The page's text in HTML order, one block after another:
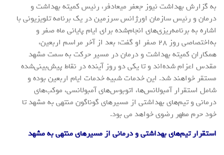
به گزارش بهداشت نیوز جعفر میعادفر، رئیس کمیته بهداشت و
درمان و رئیس سازمان اورژانس سرزمین در یک برنامه تلویزیونی با
اشاره به برنامه‌ریزی‌های انجام‌شده برای ایام پایانی ماه صفر و
به‌اختصاصی روز ۲۸ صفر او گفت: بعد از آخر مراسم اربعین،
همکاران کمیته بهداشت و درمان در مسیر حرکت به سمت مشهد
مقدس اعزام شده‌اند و تا یکی دو روز آینده در نقاط پیش‌بینی‌شده
مستقر خواهند شد. این خدمات شبیه خدمات ایام اربعین بوده و
شامل استقرار آمبولانس‌ها، اتوبوس‌های آمبولانسی، موکب‌های
درمانی و تیم‌های بهداشتی از مسیرهای گوناگون منتهی به مشهد تا
خود حرم مطهر رضوی خواهد می بود.
استقرار تیم‌های بهداشتی و درمانی از مسیرهای منتهی به مشهد